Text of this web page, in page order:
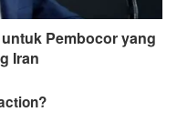
Pembocor yang
Iran